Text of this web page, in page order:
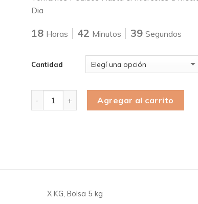
Dia
18 Horas 42 Minutos 39 Segundos
Cantidad
Agregar al carrito
X KG, Bolsa 5 kg